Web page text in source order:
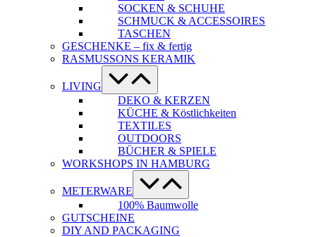
SOCKEN & SCHUHE
SCHMUCK & ACCESSOIRES
TASCHEN
GESCHENKE – fix & fertig
RASMUSSONS KERAMIK
LIVING
Menü-
Schalter
DEKO & KERZEN
KÜCHE & Köstlichkeiten
TEXTILES
OUTDOORS
BÜCHER & SPIELE
WORKSHOPS IN HAMBURG
METERWARE
Menü-
Schalter
100% Baumwolle
GUTSCHEINE
DIY AND PACKAGING